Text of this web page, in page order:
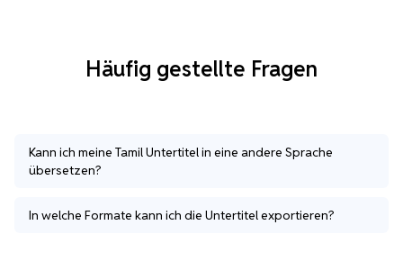
Häufig gestellte Fragen
Kann ich meine Tamil Untertitel in eine andere Sprache
übersetzen?
In welche Formate kann ich die Untertitel exportieren?